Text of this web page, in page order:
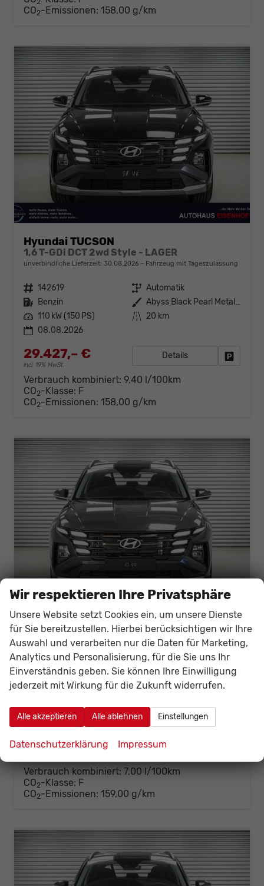
2
CO2-Emissionen: 158,00 g/km
Hyundai TUCSON
1,6 T-GDi DCT 2wd Style - LAGER
unverbindliche Lieferzeit: 30.08.2026 Fahrzeug mit Tageszulassung
Fahrzeugnr. 142619 Getriebe Automatik
Kraftstoff Benzin Außenfarbe
Abyss Black Pearl Metallic ()
Leistung 110 kW (150 PS) Kilometerstand 20 km
08.08.2026
29.427,– €
incl. 19% MwSt.
Details
Verbrauch kombiniert: 9,40 l/100km
CO2-Klasse: F
CO2-Emissionen: 158,00 g/km
Hyundai TUCSON
1,6 T-GDi DCT 2WD Style - LAGER
unverbindliche Lieferzeit:10 Tage Fahrzeug mit Tageszulassung
142349 Getriebe
Automatik
Leistung 110 kW (150 PS) Kilometerstand 20 km
01.06.2026
30.699,– € Details
Verbrauch kombiniert: 7,00 l/100km
CO2-Klasse: F
CO2-Emissionen: 159,00 g/km
Wir respektieren Ihre Privatsphäre
Unsere Website setzt Cookies ein, um unsere Dienste
für Sie bereitzustellen. Hierbei berücksichtigen wir Ihre
Auswahl und verarbeiten nur die Daten für Marketing,
Analytics und Personalisierung, für die Sie uns Ihr
Einverständnis geben. Sie können Ihre Einwilligung
jederzeit mit Wirkung für die Zukunft widerrufen.
Alle akzeptieren Alle ablehnen Einstellungen
Datenschutzerklärung Impressum